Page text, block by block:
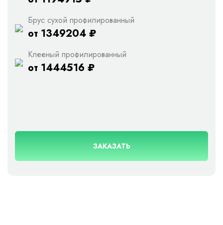
Брус сухой профилированный
от 1349204 ₽
Клееный профилированный
от 1444516 ₽
ЗАКАЗАТЬ